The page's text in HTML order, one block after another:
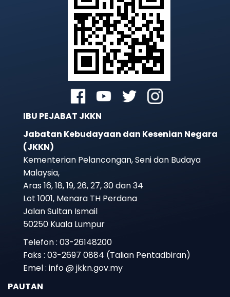
IBU PEJABAT JKKN
Jabatan Kebudayaan dan Kesenian Negara
(JKKN)
Kementerian Pelancongan, Seni dan Budaya
Malaysia,
Aras 16, 18, 19, 26, 27, 30 dan 34
Lot 1001, Menara TH Perdana
Jalan Sultan Ismail
50250 Kuala Lumpur
Telefon : 03-26148200
Faks : 03-2697 0884 (Talian Pentadbiran)
Emel : info @ jkkn.gov.my
PAUTAN